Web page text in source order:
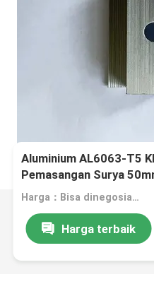
Aluminium AL6063-T5
Pemasangan Surya
Harga：Bisa dinegosiasikan
Harga terbaik